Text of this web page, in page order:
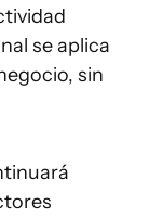
se aplica
sin